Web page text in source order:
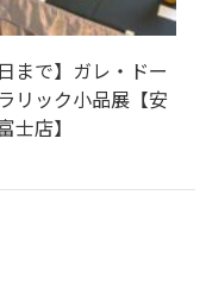
日まで】ガレ・ドー
リック小品展【安
士店】